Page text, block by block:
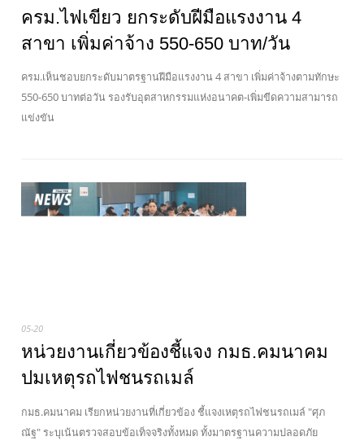
ครม.ไฟเขียว ยกระดับฝีมือแรงงาน 4
สาขา เพิ่มค่าจ้าง 550-650 บาท/วัน
ครม.เห็นชอบยกระดับมาตรฐานฝีมือแรงงาน 4 สาขา เพิ่มค่าจ้างตามทักษะ
550-650 บาทต่อวัน รองรับอุตสาหกรรมแห่งอนาคต-เพิ่มขีดความสามารถ
แข่งขัน
05-20
หน่วยงานเกี่ยวข้องชี้แจง กมธ.คมนาคม
ปมเหตุรถไฟชนรถเมล์
กมธ.คมนาคม เรียกหน่วยงานที่เกี่ยวข้อง ชี้แจงเหตุรถไฟชนรถเมล์ "ศุภ
ณัฐ" ระบุเน้นตรวจสอบข้อเท็จจริงทั้งหมด ทั้งมาตรฐานความปลอดภัย